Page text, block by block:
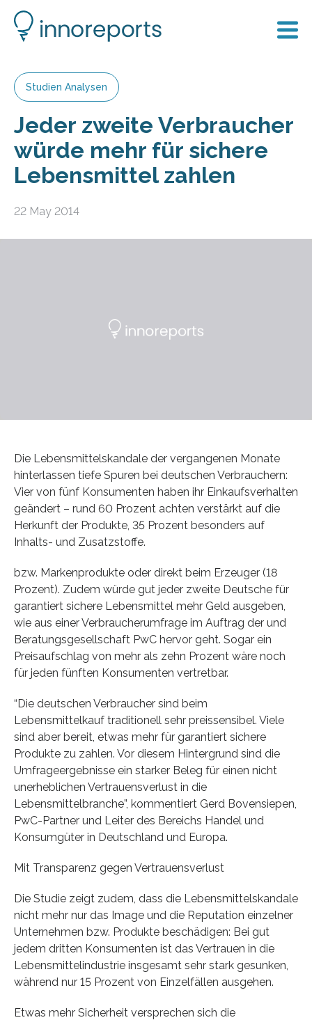
Studien Analysen
Jeder zweite Verbraucher
würde mehr für sichere
Lebensmittel zahlen
22 May 2014
Die Lebensmittelskandale der vergangenen Monate
hinterlassen tiefe Spuren bei deutschen Verbrauchern:
Vier von fünf Konsumenten haben ihr Einkaufsverhalten
geändert – rund 60 Prozent achten verstärkt auf die
Herkunft der Produkte, 35 Prozent besonders auf
Inhalts- und Zusatzstoffe.
bzw. Markenprodukte oder direkt beim Erzeuger (18
Prozent). Zudem würde gut jeder zweite Deutsche für
garantiert sichere Lebensmittel mehr Geld ausgeben,
wie aus einer Verbraucherumfrage im Auftrag der und
Beratungsgesellschaft PwC hervor geht. Sogar ein
Preisaufschlag von mehr als zehn Prozent wäre noch
für jeden fünften Konsumenten vertretbar.
“Die deutschen Verbraucher sind beim
Lebensmittelkauf traditionell sehr preissensibel. Viele
sind aber bereit, etwas mehr für garantiert sichere
Produkte zu zahlen. Vor diesem Hintergrund sind die
Umfrageergebnisse ein starker Beleg für einen nicht
unerheblichen Vertrauensverlust in die
Lebensmittelbranche”, kommentiert Gerd Bovensiepen,
PwC-Partner und Leiter des Bereichs Handel und
Konsumgüter in Deutschland und Europa.
Mit Transparenz gegen Vertrauensverlust
Die Studie zeigt zudem, dass die Lebensmittelskandale
nicht mehr nur das Image und die Reputation einzelner
Unternehmen bzw. Produkte beschädigen: Bei gut
jedem dritten Konsumenten ist das Vertrauen in die
Lebensmittelindustrie insgesamt sehr stark gesunken,
während nur 15 Prozent von Einzelfällen ausgehen.
Etwas mehr Sicherheit versprechen sich die